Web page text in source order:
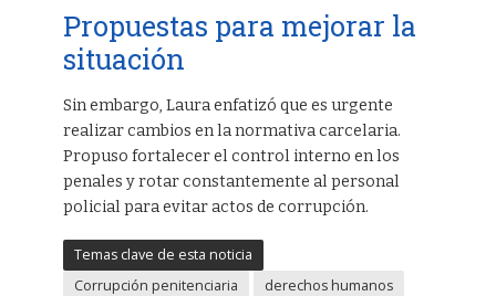
Propuestas para mejorar la
situación
Sin embargo, Laura enfatizó que es urgente
realizar cambios en la normativa carcelaria.
Propuso fortalecer el control interno en los
penales y rotar constantemente al personal
policial para evitar actos de corrupción.
Temas clave de esta noticia
Corrupción penitenciaria
derechos humanos